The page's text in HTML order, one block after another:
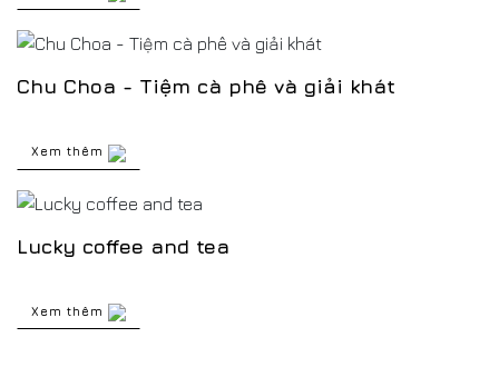
Chu Choa - Tiệm cà phê và giải khát
Xem thêm
Lucky coffee and tea
Xem thêm